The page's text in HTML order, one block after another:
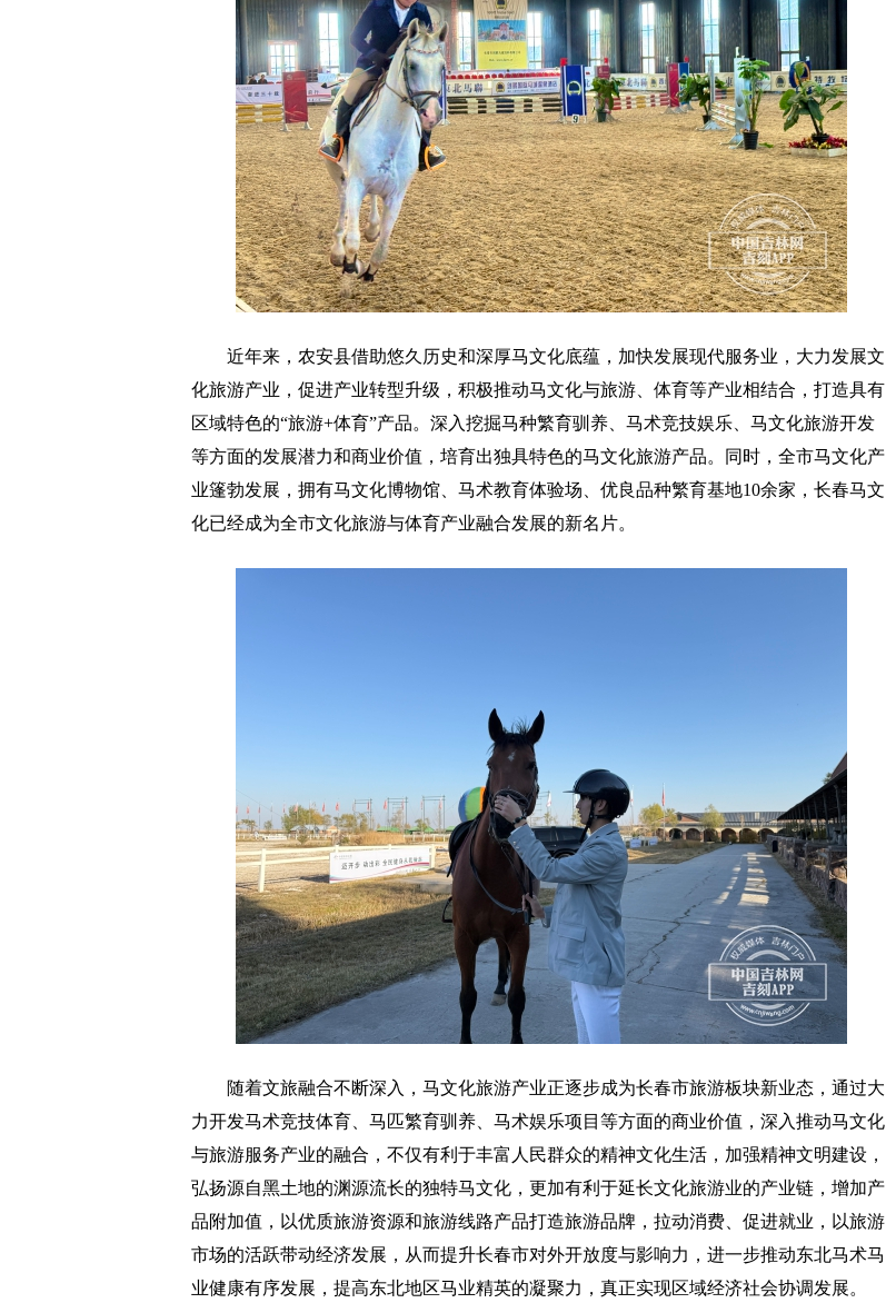
近年来，农安县借助悠久历史和深厚马文化底蕴，加快发展现代服务业，大力发展文
化旅游产业，促进产业转型升级，积极推动马文化与旅游、体育等产业相结合，打造具有
区域特色的“旅游+体育”产品。深入挖掘马种繁育驯养、马术竞技娱乐、马文化旅游开发
等方面的发展潜力和商业价值，培育出独具特色的马文化旅游产品。同时，全市马文化产
业篷勃发展，拥有马文化博物馆、马术教育体验场、优良品种繁育基地10余家，长春马文
化已经成为全市文化旅游与体育产业融合发展的新名片。
随着文旅融合不断深入，马文化旅游产业正逐步成为长春市旅游板块新业态，通过大
力开发马术竞技体育、马匹繁育驯养、马术娱乐项目等方面的商业价值，深入推动马文化
与旅游服务产业的融合，不仅有利于丰富人民群众的精神文化生活，加强精神文明建设，
弘扬源自黑土地的渊源流长的独特马文化，更加有利于延长文化旅游业的产业链，增加产
品附加值，以优质旅游资源和旅游线路产品打造旅游品牌，拉动消费、促进就业，以旅游
市场的活跃带动经济发展，从而提升长春市对外开放度与影响力，进一步推动东北马术马
业健康有序发展，提高东北地区马业精英的凝聚力，真正实现区域经济社会协调发展。